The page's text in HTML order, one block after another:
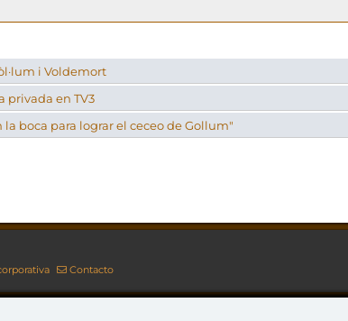
i Voldemort
privada en TV3
boca para lograr el ceceo de Gollum"
Contacto